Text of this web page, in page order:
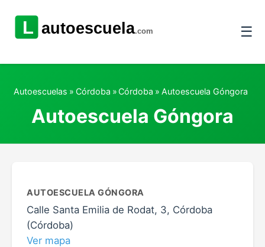
☰
Autoescuelas » Córdoba »Córdoba » Autoescuela Góngora
Autoescuela Góngora
AUTOESCUELA GÓNGORA
Calle Santa Emilia de Rodat, 3, Córdoba
(Córdoba)
Ver mapa